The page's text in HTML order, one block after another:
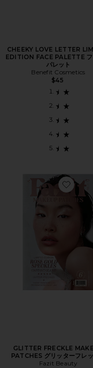
CHEEKY LOVE LETTER
EDITION FACE PALETTE フ
パレット
Benefit Cosmetics
$45
Favorite
GLITTER FRECKLE
PATCHES グリッターフレ
Fazit Beauty